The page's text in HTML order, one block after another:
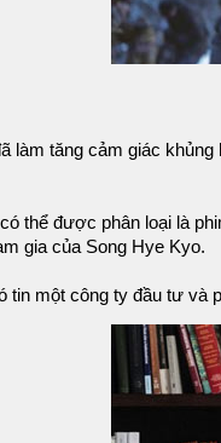
làm tăng cảm giác
thể được phân loại là
gia của Song Hye Kyo.
một công ty đầu tư và